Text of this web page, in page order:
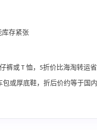
库存紧张
裤或 T 恤，5折价比海淘转运
或厚底鞋，折后价约等于国
低